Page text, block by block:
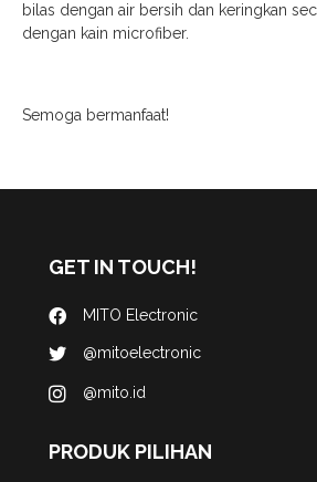
bilas dengan air bersih dan keringkan
dengan kain microfiber.
Semoga bermanfaat!
GET IN TOUCH!
MITO Electronic
@mitoelectronic
@mito.id
PRODUK PILIHAN